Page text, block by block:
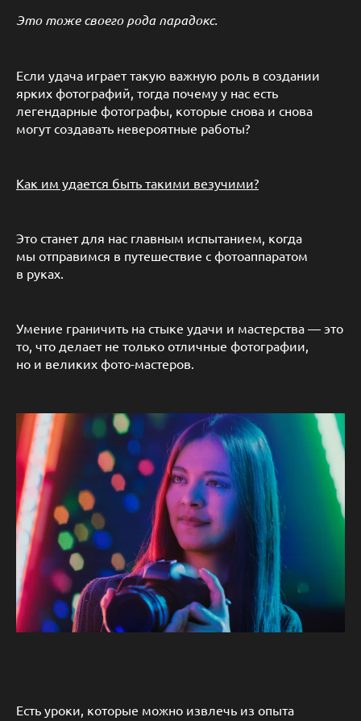
Это тоже своего рода парадокс.
Если удача играет такую важную роль в создании
ярких фотографий, тогда почему у нас есть
легендарные фотографы, которые снова и снова
могут создавать невероятные работы?
Как им удается быть такими везучими?
Это станет для нас главным испытанием, когда
мы отправимся в путешествие с фотоаппаратом
в руках.
Умение граничить на стыке удачи и мастерства — это
то, что делает не только отличные фотографии,
но и великих фото-мастеров.
Есть уроки, которые можно извлечь из опыта